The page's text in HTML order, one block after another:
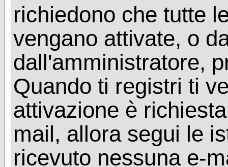
richiedono che tutte
vengano attivate, o
dall'amministratore,
Quando ti registri ti
attivazione è
mail, allora segui le
ricevuto nessuna e-